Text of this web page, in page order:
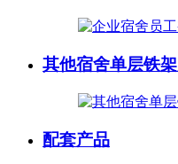
其他宿舍单层铁
配套产品